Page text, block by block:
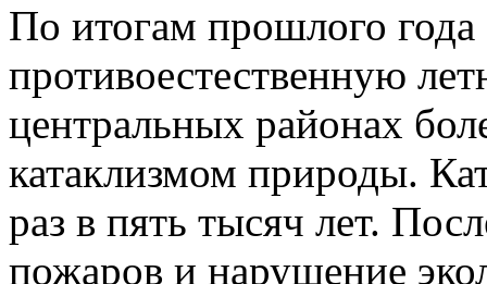
По итогам прошлого
противоестественную
центральных районах
катаклизмом природы.
раз в пять тысяч лет.
пожаров и нарушение